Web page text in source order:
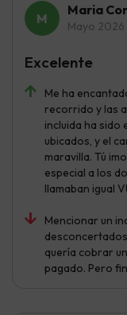
Maria
Mayo 2026
Me ha
recorrido y las
incluida ha sido
ubicados, y el
maravilla. Tú
especial a los
llamaban igual
Mencionar un
quería cobrar
pagado. Pero
Excelente